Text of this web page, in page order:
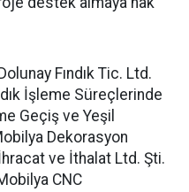
Fındık Tic. Ltd.
İşleme Süreçlerinde
Geçiş ve Yeşil
Dekorasyon
ve İthalat Ltd. Şti.
CNC